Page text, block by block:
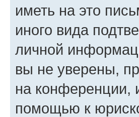
иметь на это
иного вида
личной
вы не уверены,
на конференции,
помощью к